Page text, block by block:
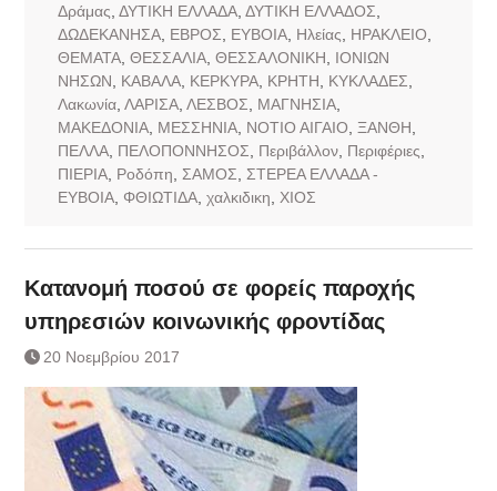
Δράμας ΔΥΤΙΚΗ ΕΛΛΑΔΑ, ΔΥΤΙΚΗ ΕΛΛΑΔΟΣ
ΔΩΔΕΚΑΝΗΣΑ, ΕΒΡΟΣ ΕΥΒΟΙΑ, Ηλείας ΗΡΑΚΛΕΙΟ
ΘΕΜΑΤΑ, ΘΕΣΣΑΛΙΑ, ΘΕΣΣΑΛΟΝΙΚΗ
ΙΟΝΙΩΝ
ΝΗΣΩΝ
ΚΑΒΑΛΑ, ΚΕΡΚΥΡΑ, ΚΡΗΤΗ ΚΥΚΛΑΔΕΣ
Λακωνία, ΛΑΡΙΣΑ, ΛΕΣΒΟΣ ΜΑΓΝΗΣΙΑ,
ΜΑΚΕΔΟΝΙΑ, ΜΕΣΣΗΝΙΑ, ΝΟΤΙΟ ΑΙΓΑΙΟ ΞΑΝΘΗ
ΠΕΛΛΑ, ΠΕΛΟΠΟΝΝΗΣΟΣ Περιβάλλον, Περιφέριες
ΠΙΕΡΙΑ, Ροδόπη ΣΑΜΟΣ
ΣΤΕΡΕΑ ΕΛΛΑΔΑ -
ΕΥΒΟΙΑ, ΦΘΙΩΤΙΔΑ, χαλκιδικη ΧΙΟΣ
Κατανομή ποσού σε φορείς παροχής
υπηρεσιών κοινωνικής φροντίδας
20 Νοεμβρίου 2017